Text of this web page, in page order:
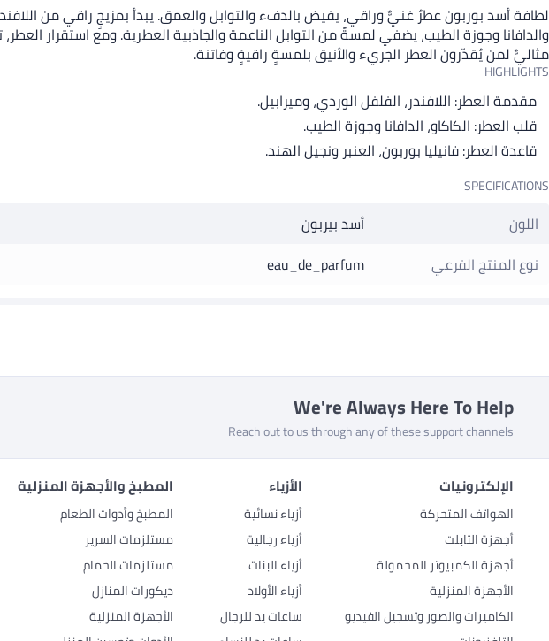
لطافة أسد بوربون عطرٌ غنيٌّ وراقي، يفيض بالدفء والتوابل والعمق. يبدأ بمزيجٍ راقي من
والدافانا وجوزة الطيب، يضفي لمسةً من التوابل الناعمة والجاذبية العطرية. ومع استقرار
مثاليٌّ لمن يُقدّرون العطر الجريء والأنيق بلمسةٍ راقيةٍ وفاتنة.
HIGHLIGHTS
مقدمة العطر: اللافندر، الفلفل الوردي، وميرابيل.
قلب العطر: الكاكاو، الدافانا وجوزة الطيب.
قاعدة العطر: فانيليا بوربون، العنبر ونجيل الهند.
SPECIFICATIONS
اللون
أسد بيربون
نوع المنتج الفرعي
eau_de_parfum
We're Always Here To Help
Reach out to us through any of these support channels
الإلكترونيات
الهواتف المتحركة
أجهزة التابلت
أجهزة الكمبيوتر المحمولة
الأجهزة المنزلية
الكاميرات والصور وتسجيل الفيديو
الأزياء
أزياء نسائية
أزياء رجالية
أزياء البنات
أزياء الأولاد
ساعات يد للرجال
المطبخ والأجهزة المنزلية
المطبخ وأدوات الطعام
مستلزمات السرير
مستلزمات الحمام
ديكورات المنازل
الأجهزة المنزلية